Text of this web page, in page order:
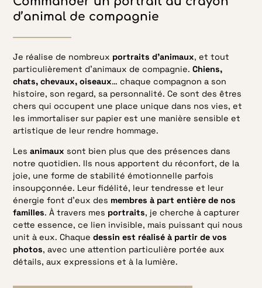
d’animal de compagnie
Je réalise de nombreux portraits d’animaux, et tout
particulièrement d’animaux de compagnie. Chiens,
chats, chevaux, oiseaux… chaque compagnon a son
histoire, son regard, sa personnalité. Ce sont des êtres
chers qui occupent une place unique dans nos vies, et
les immortaliser sur papier est une manière sensible et
artistique de leur rendre hommage.
Les animaux sont bien plus que des présences dans
notre quotidien. Ils nous apportent du réconfort, de la
joie, une forme de stabilité émotionnelle parfois
insoupçonnée. Leur fidélité, leur tendresse et leur
énergie font d’eux des membres à part entière de nos
familles. À travers mes portraits, je cherche à capturer
cette essence, ce lien invisible, mais puissant qui nous
unit à eux. Chaque dessin est réalisé à partir de vos
photos, avec une attention particulière portée aux
détails, aux expressions et à la lumière.